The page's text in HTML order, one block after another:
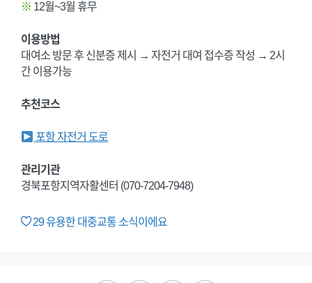
※ 12월~3월 휴무
이용방법
대여소 방문 후 신분증 제시 → 자전거 대여 접수증 작성 → 2시
간 이용가능
추천코스
포항 자전거 도로
관리기관
경북포항지역자활센터 (070-7204-7948)
29유용한 대중교통 소식이에요